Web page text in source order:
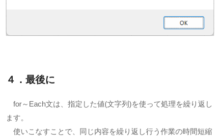
４．最後に
for～Each文は、指定した値(文字列)を使って処理を繰り返し
ます。
使いこなすことで、同じ内容を繰り返し行う作業の時間短縮